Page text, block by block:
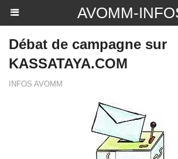
AVOMM-
Débat de campagne sur
KASSATAYA.COM
INFOS AVOMM